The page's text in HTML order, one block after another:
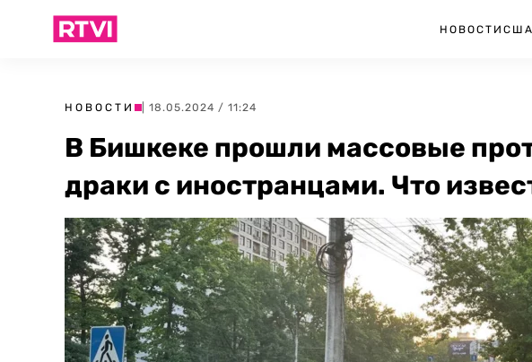
НОВОСТИ США
НОВОСТИ | 18.05.2024 / 11:24
В Бишкеке прошли массовые
драки с иностранцами. Что